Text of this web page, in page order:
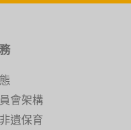
會架構
遺保育